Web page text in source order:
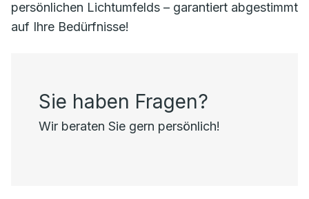
persönlichen Lichtumfelds – garantiert abgestimmt
auf Ihre Bedürfnisse!
Sie haben Fragen?
Wir beraten Sie gern persönlich!